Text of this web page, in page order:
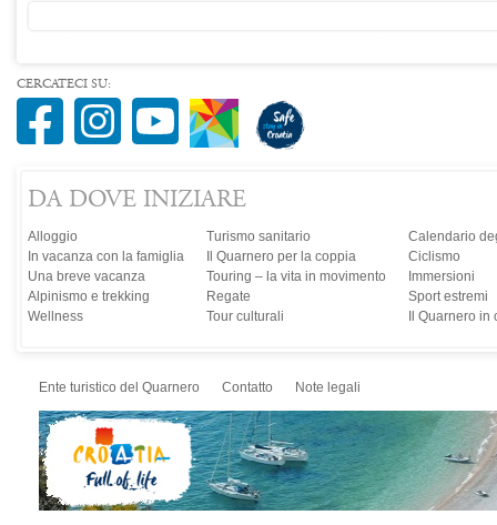
CERCATECI SU:
DA DOVE INIZIARE
Alloggio
In vacanza con la famiglia
Una breve vacanza
Alpinismo e trekking
Wellness
Turismo sanitario
Il Quarnero per la coppia
Touring – la vita in movimento
Regate
Tour culturali
Calendario
Ciclismo
Immersioni
Sport estremi
Il Quarnero in
Ente turistico del Quarnero Contatto Note legali